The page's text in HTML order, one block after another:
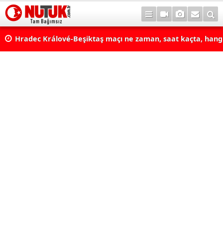
Hradec Králové-Beşiktaş maçı ne zaman, saat kaçta,
BJK Avrupa Ligi maçı şifresiz kanalda mı? Hradec
maçı şifresiz, HD canlı yayın